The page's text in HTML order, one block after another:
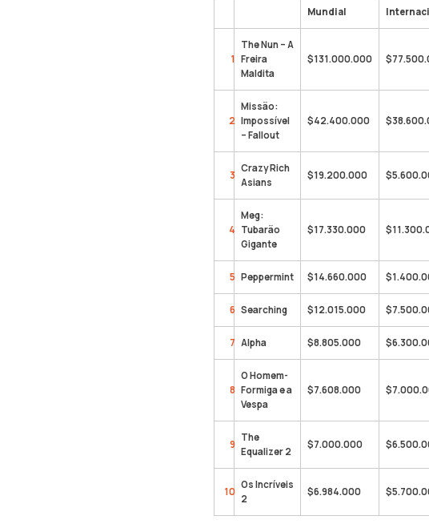
Mundial
1
The Nun – A
Freira
Maldita
$131.000.000
2
Missão:
Impossível
– Fallout
$42.400.000
3
Crazy Rich
Asians
$19.200.000
4
Meg:
Tubarão
Gigante
$17.330.000
5 Peppermint $14.660.000
6 Searching $12.015.000
7 Alpha $8.805.000
8
O Homem-
Formiga e a
Vespa
$7.608.000
9
The
Equalizer 2
$7.000.000
10
Os Incríveis
2
$6.984.000